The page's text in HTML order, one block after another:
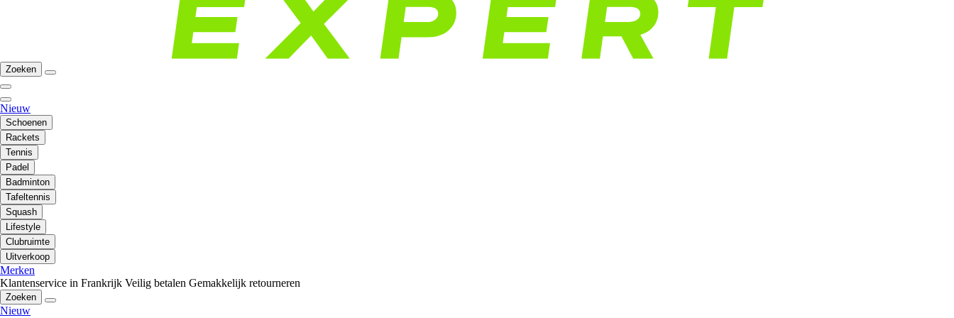
Zoeken
Nieuw
Schoenen
Rackets
Tennis
Padel
Badminton
Tafeltennis
Squash
Lifestyle
Clubruimte
Uitverkoop
Merken
Klantenservice in Frankrijk Veilig betalen Gemakkelijk retourneren
Zoeken
Nieuw